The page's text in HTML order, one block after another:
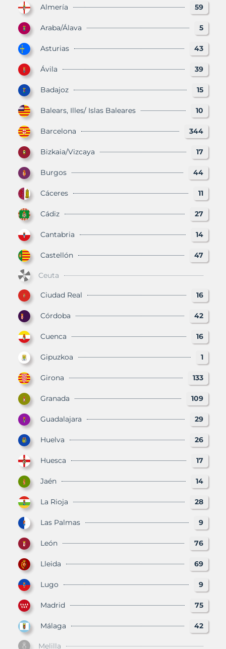
Almería 59
Araba/Álava 5
Asturias 43
Ávila 39
Badajoz 15
Balears, Illes/ Islas Baleares 10
Barcelona 344
Bizkaia/Vizcaya 17
Burgos 44
Cáceres 11
Cádiz 27
Cantabria 14
Castellón 47
Ceuta
Ciudad Real 16
Córdoba 42
Cuenca 16
Gipuzkoa 1
Girona 133
Granada 109
Guadalajara 29
Huelva 26
Huesca 17
Jaén 14
La Rioja 28
Las Palmas 9
León 76
Lleida 69
Lugo 9
Madrid 75
Málaga 42
Melilla